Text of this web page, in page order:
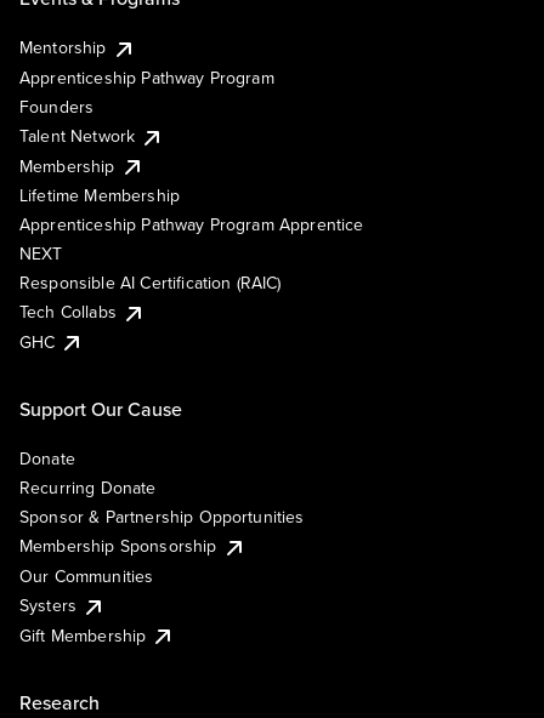
Mentorship
Apprenticeship Pathway Program
Founders
Talent Network
Membership
Lifetime Membership
Apprenticeship Pathway Program Apprentice
NEXT
Responsible AI Certification (RAIC)
Tech Collabs
GHC
Support Our Cause
Donate
Recurring Donate
Sponsor & Partnership Opportunities
Membership Sponsorship
Our Communities
Systers
Gift Membership
Research